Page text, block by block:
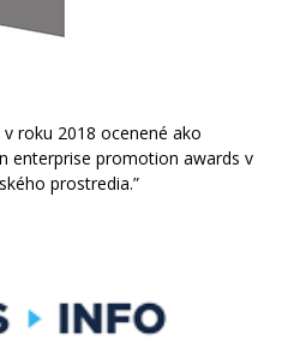
roku 2018 ocenené ako
enterprise promotion awards v
prostredia.”